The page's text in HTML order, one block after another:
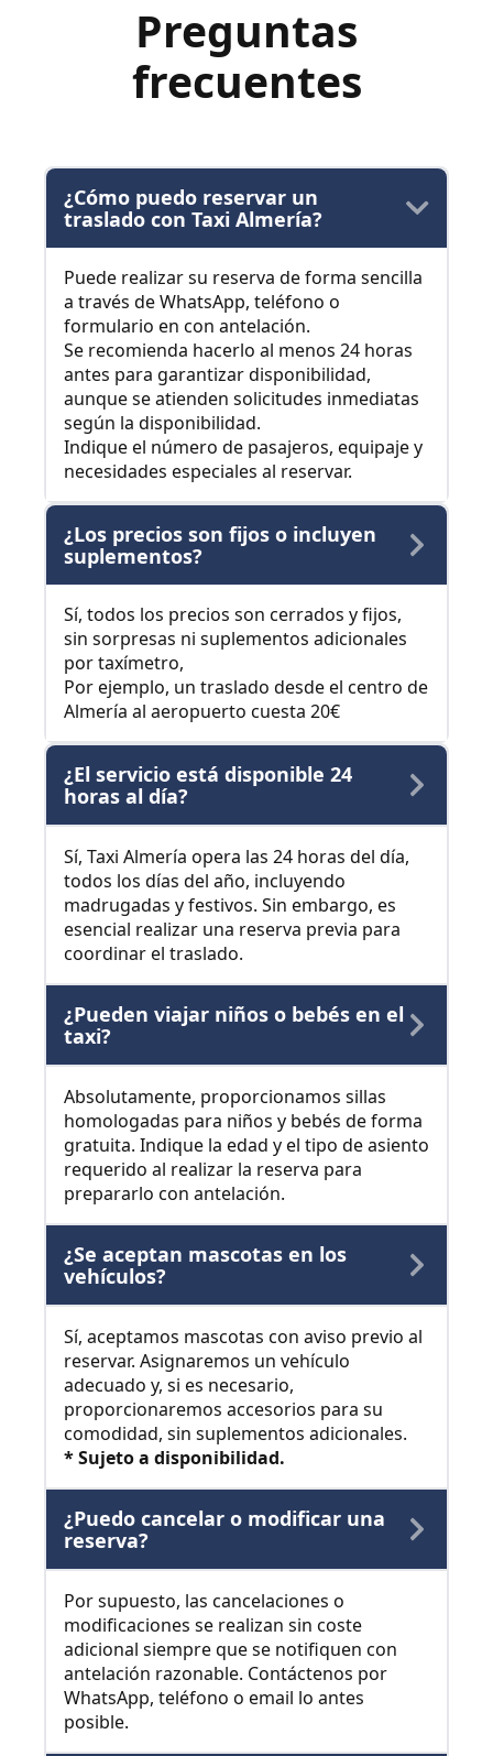
Preguntas
frecuentes
¿Cómo puedo reservar un
traslado con Taxi Almería?
Puede realizar su reserva de forma sencilla
a través de WhatsApp, teléfono o
formulario en con antelación.
Se recomienda hacerlo al menos 24 horas
antes para garantizar disponibilidad,
aunque se atienden solicitudes inmediatas
según la disponibilidad.
Indique el número de pasajeros, equipaje y
necesidades especiales al reservar.
¿Los precios son fijos o incluyen
suplementos?
Sí, todos los precios son cerrados y fijos,
sin sorpresas ni suplementos adicionales
por taxímetro,
Por ejemplo, un traslado desde el centro de
Almería al aeropuerto cuesta 20€
¿El servicio está disponible 24
horas al día?
Sí, Taxi Almería opera las 24 horas del día,
todos los días del año, incluyendo
madrugadas y festivos. Sin embargo, es
esencial realizar una reserva previa para
coordinar el traslado.
¿Pueden viajar niños o bebés en el
taxi?
Absolutamente, proporcionamos sillas
homologadas para niños y bebés de forma
gratuita. Indique la edad y el tipo de asiento
requerido al realizar la reserva para
prepararlo con antelación.
¿Se aceptan mascotas en los
vehículos?
Sí, aceptamos mascotas con aviso previo al
reservar. Asignaremos un vehículo
adecuado y, si es necesario,
proporcionaremos accesorios para su
comodidad, sin suplementos adicionales.
* Sujeto a disponibilidad.
¿Puedo cancelar o modificar una
reserva?
Por supuesto, las cancelaciones o
modificaciones se realizan sin coste
adicional siempre que se notifiquen con
antelación razonable. Contáctenos por
WhatsApp, teléfono o email lo antes
posible.